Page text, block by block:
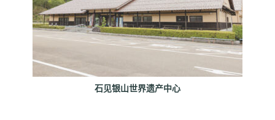
石见银山世界遗产中心